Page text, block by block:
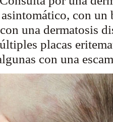
con
una dermatosis
placas
con una